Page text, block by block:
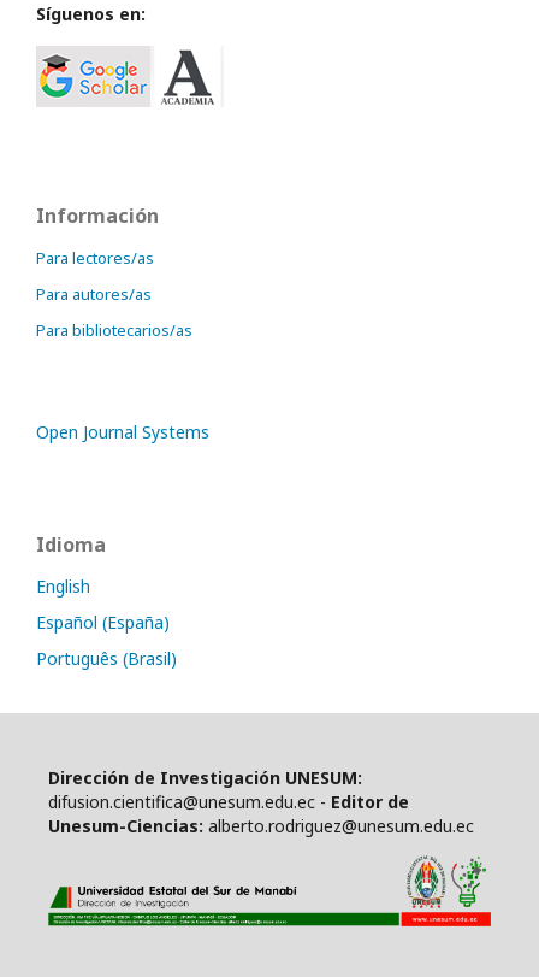
Síguenos en:
Información
Para lectores/as
Para autores/as
Para bibliotecarios/as
Open Journal Systems
Idioma
English
Español (España)
Português (Brasil)
Dirección de Investigación UNESUM:
difusion.cientifica@unesum.edu.ec - Editor de
Unesum-Ciencias: alberto.rodriguez@unesum.edu.ec